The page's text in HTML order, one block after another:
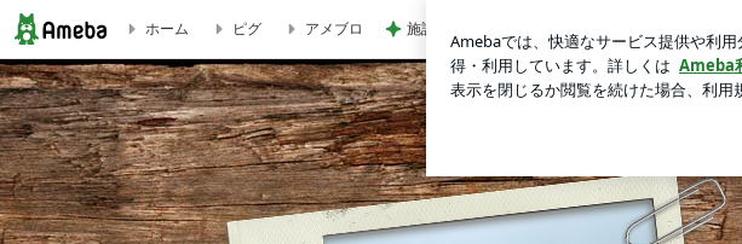
メリットの法則 ～行動分析学・実践編～ | 私のお薦め本コーナー 自閉症関連書籍
ホーム ピグ アメブロ 施設に入れても楽にならない介護